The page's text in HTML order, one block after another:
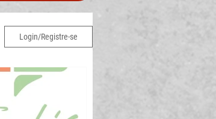
Login/Registre-se